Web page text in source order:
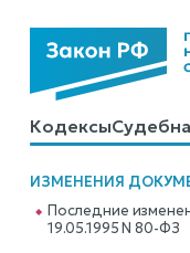
Кодексы
Калькуляторы
ИЗМЕНЕНИЯ
Последние
19.05.1995 N 80-ФЗ